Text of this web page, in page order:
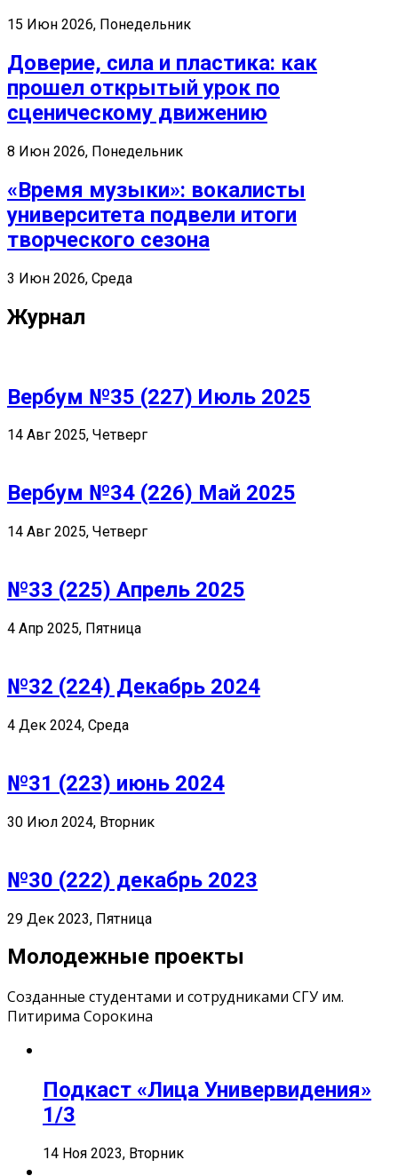
15 Июн 2026, Понедельник
Доверие, сила и пластика: как
прошел открытый урок по
сценическому движению
8 Июн 2026, Понедельник
«Время музыки»: вокалисты
университета подвели итоги
творческого сезона
3 Июн 2026, Среда
Журнал
Вербум №35 (227) Июль 2025
14 Авг 2025, Четверг
Вербум №34 (226) Май 2025
14 Авг 2025, Четверг
№33 (225) Апрель 2025
4 Апр 2025, Пятница
№32 (224) Декабрь 2024
4 Дек 2024, Среда
№31 (223) июнь 2024
30 Июл 2024, Вторник
№30 (222) декабрь 2023
29 Дек 2023, Пятница
Молодежные проекты
Созданные студентами и сотрудниками СГУ им.
Питирима Сорокина
Подкаст «Лица Универвидения»
1/3
14 Ноя 2023, Вторник